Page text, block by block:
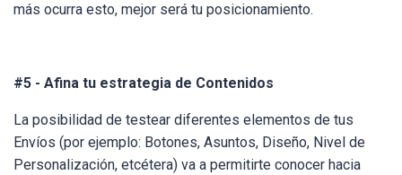
más ocurra esto, mejor será tu posicionamiento.
#5 - Afina tu estrategia de Contenidos
La posibilidad de testear diferentes elementos de tus
Envíos (por ejemplo: Botones, Asuntos, Diseño, Nivel de
Personalización, etcétera) va a permitirte conocer hacia